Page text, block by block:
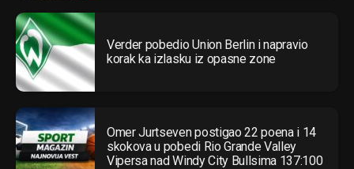
Verder pobedio Union Berlin i napravio
korak ka izlasku iz opasne zone
Omer Jurtseven postigao 22 poena i 14
skokova u pobedi Rio Grande Valley
Vipersa nad Windy City Bullsima 137:100